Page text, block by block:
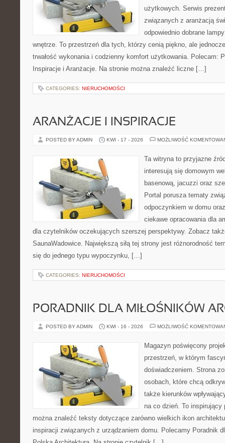
użytkowych. Serwis
związanych z aranżacją
odpowiednio dobrane
wnętrze. To przestrzeń dla tych, którzy cenią piękno, ale
trwałość wykonania i codzienny komfort użytkowania. Polecam:
Inspiracje i Aranżacje. Na stronie można znaleźć liczne […]
CATEGORIES: NIERUCHOMOŚCI
ARANŻACJE I INSPIRACJE
POSTED BY ADMIN KWI - 17 - 2026 MOŻLIWOŚĆ
Ta witryna to przyjazne
interesują się domowym
basenową, jacuzzi oraz
Portal porusza tematy
odpoczynkiem w domu
ciekawe opracowania dla
dla czytelników oczekujących szerszej perspektywy. Zobacz
SaunaWadowice. Największą siłą tej strony jest różnorodność
się do jednego typu wypoczynku, […]
CATEGORIES: NIERUCHOMOŚCI
PORADNIK DLA MIŁOŚNIKÓW
POSTED BY ADMIN KWI - 16 - 2026 MOŻLIWOŚĆ
Magazyn poświęcony
przestrzeń, w którym
doświadczeniem. Strona
osobach, które chcą
także kierunków
na co dzień. To
można znaleźć teksty dotyczące zarówno wielkich ikon
inspiracji związanych z urządzaniem domu. Polecamy Poradnik